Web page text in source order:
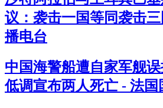
议：袭击一国等同袭击
播电台
中国海警船遭自家军舰
低调宣布两人死亡 - 法国